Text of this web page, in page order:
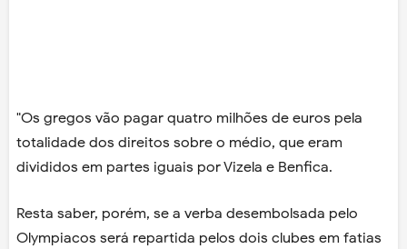
"Os gregos vão pagar quatro milhões de euros pela
totalidade dos direitos sobre o médio, que eram
divididos em partes iguais por Vizela e Benfica.
Resta saber, porém, se a verba desembolsada pelo
Olympiacos será repartida pelos dois clubes em fatias